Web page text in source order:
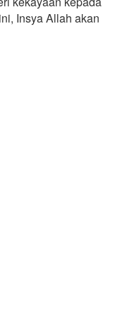
Insya Allah akan